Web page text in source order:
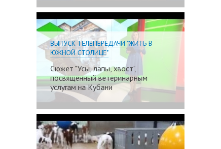
ВЫПУСК ТЕЛЕПЕРЕДАЧИ "ЖИТЬ В
ЮЖНОЙ СТОЛИЦЕ"
Сюжет "Усы, лапы, хвост",
посвященный ветеринарным
услугам на Кубани